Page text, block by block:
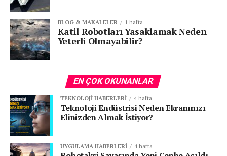
BLOG & MAKALELER 1 hafta
Katil Robotları Yasaklamak Neden
Yeterli Olmayabilir?
EN ÇOK OKUNANLAR
TEKNOLOJI HABERLERI 4 hafta
Teknoloji Endüstrisi Neden Ekranınızı
Elinizden Almak İstiyor?
UYGULAMA HABERLERI 4 hafta